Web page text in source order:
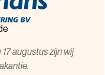
augustus zijn wij